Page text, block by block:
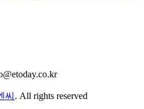
씨 . All rights reserved